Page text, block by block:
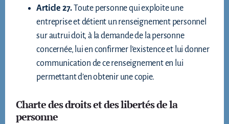
Article 27.Toute personne qui exploite une
entreprise et détient un renseignement personnel
sur autrui doit, à la demande de la personne
concernée, lui en confirmer l’existence et lui donner
communication de ce renseignement en lui
permettant d’en obtenir une copie.
Charte des droits et des libertés de la
personne